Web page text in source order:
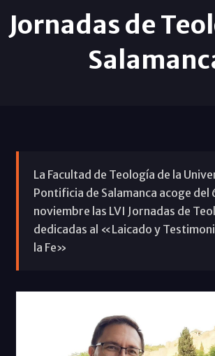
Jornadas de
La Facultad de Teología de la
Pontificia de Salamanca acoge del
noviembre las LVI Jornadas de
dedicadas al «Laicado y
la Fe»